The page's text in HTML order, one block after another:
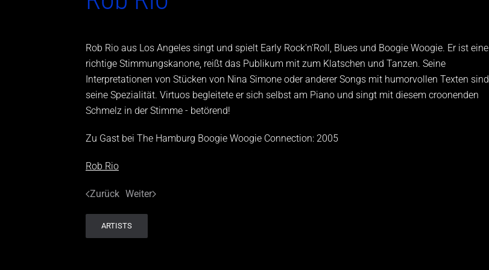
Rob Rio aus Los Angeles singt und spielt Early Rock'n'Roll, Blues und Boogie Woogie. Er ist eine
richtige Stimmungskanone, reißt das Publikum mit zum Klatschen und Tanzen. Seine
Interpretationen von Stücken von Nina Simone oder anderer Songs mit humorvollen Texten sind
seine Spezialität. Virtuos begleitete er sich selbst am Piano und singt mit diesem croonenden
Schmelz in der Stimme - betörend!
Zu Gast bei The Hamburg Boogie Woogie Connection: 2005
Rob Rio
Zurück Weiter
ARTISTS